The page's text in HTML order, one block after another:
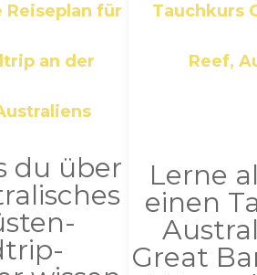
für
an der
du über
Tauchkurs
Reef,
Lerne
einen
Great